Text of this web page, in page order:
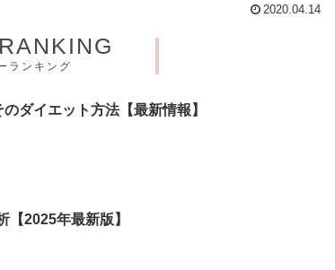
2020.04.14
ランキング
ダイエット方法【最新情報】
【2025年最新版】